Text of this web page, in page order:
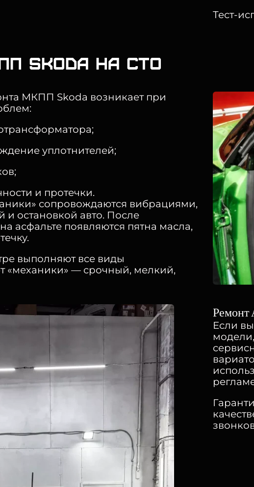
Тест-
Skoda на СТО
МКПП Skoda возникает при
уплотнителей;
и протечки.
сопровождаются вибрациями,
и остановкой авто. После
асфальте появляются пятна масла,
выполняют все виды
«механики» — срочный, мелкий,
Ремонт
Если